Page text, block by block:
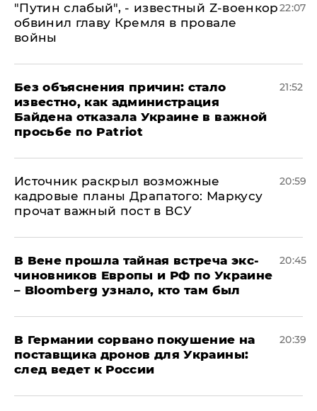
​"Путин слабый", - известный Z-военкор
обвинил главу Кремля в провале
войны
22:07
Без объяснения причин: стало
известно, как администрация
Байдена отказала Украине в важной
просьбе по Patriot
21:52
​Источник раскрыл возможные
кадровые планы Драпатого: Маркусу
прочат важный пост в ВСУ
20:59
В Вене прошла тайная встреча экс-
чиновников Европы и РФ по Украине
– Bloomberg узнало, кто там был
20:45
​В Германии сорвано покушение на
поставщика дронов для Украины:
след ведет к России
20:39